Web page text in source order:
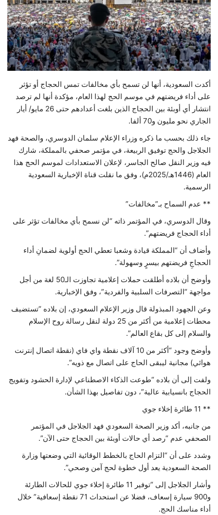
حياة
أكدت السعودية، أنها لن تسمح بأي مخالفات تمس الحجاج أو تؤثر
على أداء فريضتهم في موسم الحج لهذا العام، مؤكدة أنها لم ترصد
انتشار أي أوبئة بين الحجاج الذين بلغت أعدادهم حتى 26 مايو/ أيار
الجاري نحو مليون و70 ألفا.
جاء ذلك بحسب ما ذكره وزراء الإعلام سلمان الدوسري، والصحة فهد
الجلاجل والحج توفيق الربيعة، في مؤتمر صحفي بالمملكة، شارك
فيه وزير النقل صالح الجاسر، لإعلان الاستعدادات لموسم الحج هذا
العام (1446هـ/2025م)، وفق ما نقلت قناة الإخبارية السعودية
الرسمية.
** عدم السماح بـ”مخالفات”
وقال الدوسري، في المؤتمر ذاته “لن نسمح بأي مخالفات تؤثر على
أداء الحجاج فريضتهم”.
وأضاف أن “المملكة قيادة وشعبا تعطي الحج أولوية لضمانِ أداء
الحجاجِ فريضتهم بيسرٍ وسهولة”.
وأوضح أن بلاده أطلقت حملات إعلامية تجاوزت الـ50 لغة من أجل
مواجهة “التصرفات السلبية والفردية”، وفق الإخبارية.
وعن الجهود المبذولة قال وزير الإعلام السعودي، إن بلاده “تستضيف
محطات إعلامية من أكثر من 25 دولة لنقل رسالة روح الإسلام
والسلام إلى كل بقاع العالم”.
وأوضح وجود “أكثر من 10 آلاف نقطة واي فاي (نقطة اتصال إنترنت
هوائي) مجانية ليبقى الحاج على اتصال مع ذويه”.
ولفت إلى أن بلاده “طوعت الذكاء الاصطناعي لإدارة الحشود وتفويج
الحجاج بانسيابية عالية”، دون تفاصيل بهذا الشأن.
** 11 طائرة إخلاء جوي
من جانبه، أكد وزير الصحة السعودي فهد الجلاجل في المؤتمر
الصحفي عدم “رصد أي حالات أوبئة بين الحجاج حتى الآن”.
وشدد على أن “التزام الحاج بالخطط الوقائية التي وضعتها وزارة
الصحة السعودية يعد أول خطوة لحج آمن وصحي”.
وأشار الجلاجل إلى “توفير 11 طائرة إخلاء جوي للحالات الطارئة
و900 سيارة إسعاف، فضلا عن استحداث 71 نقطة إسعافية” خلال
أداء مناسك الحج.